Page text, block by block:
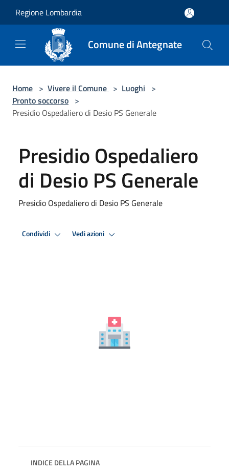
Regione Lombardia
Comune di Antegnate
Home > Vivere il Comune > Luoghi >
Pronto soccorso >
Presidio Ospedaliero di Desio PS Generale
Presidio Ospedaliero
di Desio PS Generale
Presidio Ospedaliero di Desio PS Generale
Condividi Vedi azioni
INDICE DELLA PAGINA